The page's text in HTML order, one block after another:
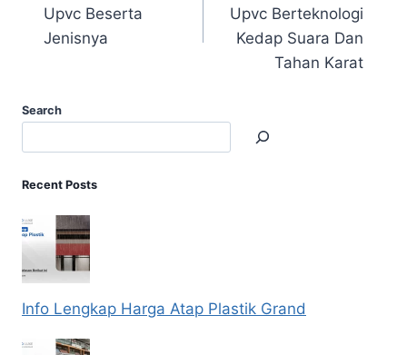
Upvc Beserta
Jenisnya
Upvc Berteknologi
Kedap Suara Dan
Tahan Karat
Search
Recent Posts
Info Lengkap Harga Atap Plastik Grand